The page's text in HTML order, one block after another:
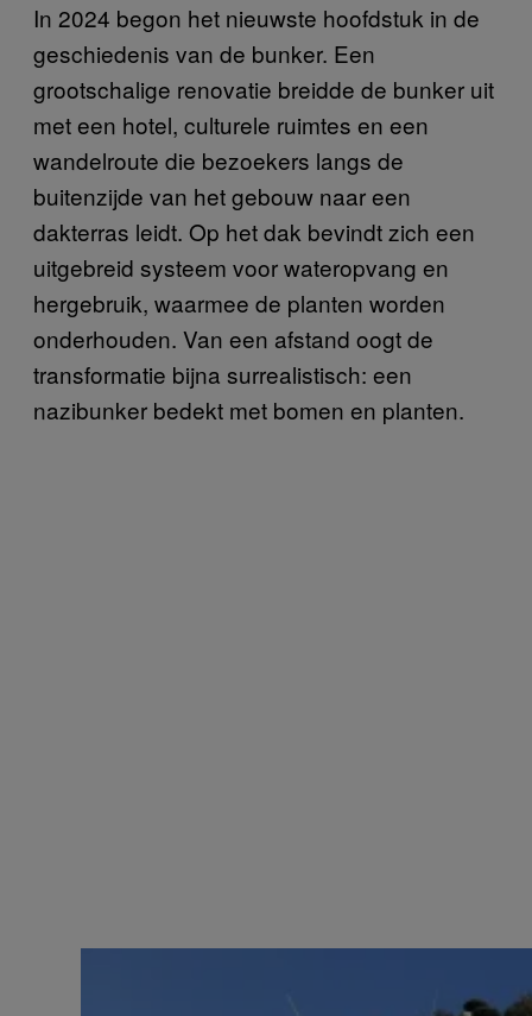
In 2024 begon het nieuwste hoofdstuk in de
geschiedenis van de bunker. Een
grootschalige renovatie breidde de bunker uit
met een hotel, culturele ruimtes en een
wandelroute die bezoekers langs de
buitenzijde van het gebouw naar een
dakterras leidt. Op het dak bevindt zich een
uitgebreid systeem voor wateropvang en
hergebruik, waarmee de planten worden
onderhouden. Van een afstand oogt de
transformatie bijna surrealistisch: een
nazibunker bedekt met bomen en planten.